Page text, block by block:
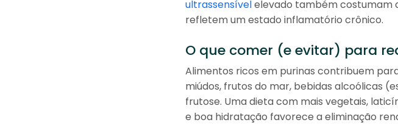
ultrassensívelelevado também costumam
refletem um estado inflamatório crônico.
O que comer (e evitar) para
Alimentos ricos em purinas contribuem
miúdos, frutos do mar, bebidas alcoólicas
frutose. Uma dieta com mais vegetais,
e boa hidratação favorece a eliminação